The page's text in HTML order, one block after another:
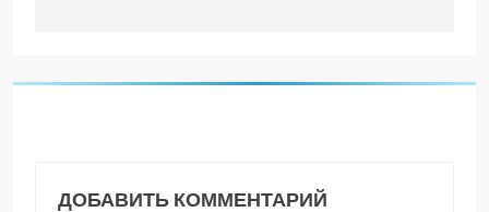
ДОБАВИТЬ КОММЕНТАРИЙ